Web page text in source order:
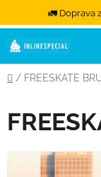
🚛 Doprava
Domů
/ FREESKATE